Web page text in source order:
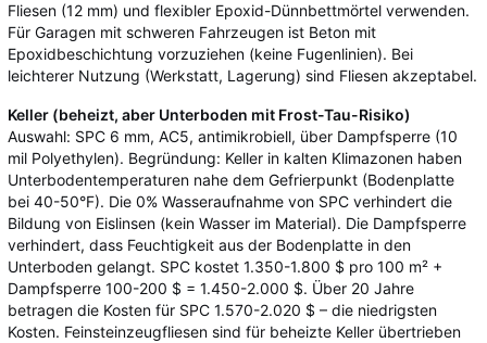
Fliesen (12 mm) und flexibler Epoxid-Dünnbettmörtel verwenden.
Für Garagen mit schweren Fahrzeugen ist Beton mit
Epoxidbeschichtung vorzuziehen (keine Fugenlinien). Bei
leichterer Nutzung (Werkstatt, Lagerung) sind Fliesen akzeptabel.
Keller (beheizt, aber Unterboden mit Frost-Tau-Risiko)
Auswahl: SPC 6 mm, AC5, antimikrobiell, über Dampfsperre (10
mil Polyethylen). Begründung: Keller in kalten Klimazonen haben
Unterbodentemperaturen nahe dem Gefrierpunkt (Bodenplatte
bei 40-50°F). Die 0% Wasseraufnahme von SPC verhindert die
Bildung von Eislinsen (kein Wasser im Material). Die Dampfsperre
verhindert, dass Feuchtigkeit aus der Bodenplatte in den
Unterboden gelangt. SPC kostet 1.350-1.800 $ pro 100 m² +
Dampfsperre 100-200 $ = 1.450-2.000 $. Über 20 Jahre
betragen die Kosten für SPC 1.570-2.020 $ – die niedrigsten
Kosten. Feinsteinzeugfliesen sind für beheizte Keller übertrieben